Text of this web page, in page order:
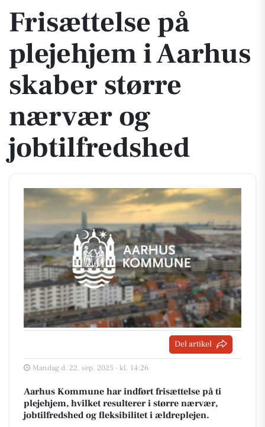
Frisættelse på
plejehjem i Aarhus
skaber større
nærvær og
jobtilfredshed
Del artikel
Mandag d. 22. sep. 2025 - kl. 14:26
Aarhus Kommune har indført frisættelse på ti
plejehjem, hvilket resulterer i større nærvær,
jobtilfredshed og fleksibilitet i ældreplejen.